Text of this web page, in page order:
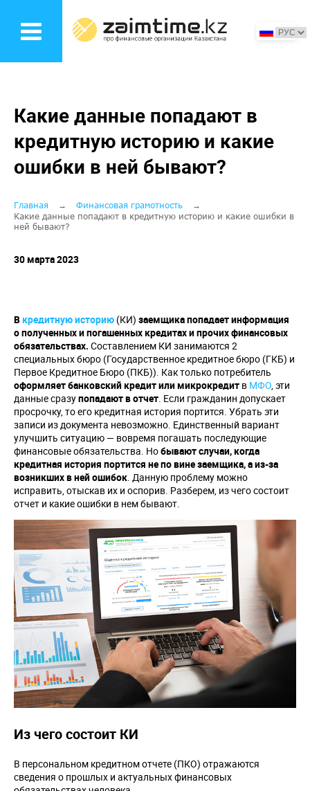
основному
Какие данные попадают в
кредитную историю и какие
ошибки в ней бывают?
Строка
навигации
Главная
Финансовая грамотность
Какие данные попадают в кредитную историю и какие ошибки в
ней бывают?
30 марта 2023
Вкредитную историю (КИ) заемщика попадает информация
о полученных и погашенных кредитах и прочих финансовых
обязательствах. Составлением КИ занимаются 2
специальных бюро (Государственное кредитное бюро (ГКБ) и
Первое Кредитное Бюро (ПКБ)). Как только потребитель
оформляет банковский кредит или микрокредит в МФО, эти
данные сразупопадают в отчет. Если гражданин допускает
просрочку, то его кредитная история портится. Убрать эти
записи из документа невозможно. Единственный вариант
улучшить ситуацию — вовремя погашать последующие
финансовые обязательства. Нобывают случаи, когда
кредитная история портится не по вине заемщика, а из-за
возникших в ней ошибок. Данную проблему можно
исправить, отыскав их и оспорив. Разберем, из чего состоит
отчет и какие ошибки в нем бывают.
Из чего состоит КИ
В персональном кредитном отчете (ПКО) отражаются
сведения о прошлых и актуальных финансовых